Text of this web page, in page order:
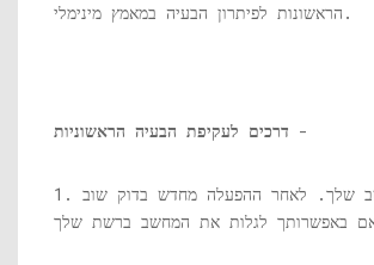
הראשונות לפיתרון הבעיה במאמץ מינימלי.
דרכים לעקיפת הבעיה הראשוניות -
1. שלך. לאחר ההפעלה מחדש בדוק שוב